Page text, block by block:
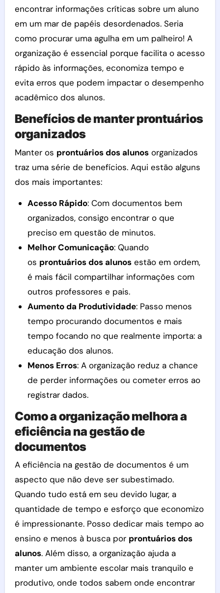
encontrar informações críticas sobre um aluno
em um mar de papéis desordenados. Seria
como procurar uma agulha em um palheiro! A
organização é essencial porque facilita o acesso
rápido às informações, economiza tempo e
evita erros que podem impactar o desempenho
acadêmico dos alunos.
Benefícios de manter prontuários
organizados
Manter os prontuários dos alunosorganizados
traz uma série de benefícios. Aqui estão alguns
dos mais importantes:
Acesso Rápido: Com documentos bem
organizados, consigo encontrar o que
preciso em questão de minutos.
Melhor Comunicação: Quando
os prontuários dos alunosestão em ordem,
é mais fácil compartilhar informações com
outros professores e pais.
Aumento da Produtividade: Passo menos
tempo procurando documentos e mais
tempo focando no que realmente importa: a
educação dos alunos.
Menos Erros: A organização reduz a chance
de perder informações ou cometer erros ao
registrar dados.
Como a organização melhora a
eficiência na gestão de
documentos
A eficiência na gestão de documentos é um
aspecto que não deve ser subestimado.
Quando tudo está em seu devido lugar, a
quantidade de tempo e esforço que economizo
é impressionante. Posso dedicar mais tempo ao
ensino e menos à busca por prontuários dos
alunos. Além disso, a organização ajuda a
manter um ambiente escolar mais tranquilo e
produtivo, onde todos sabem onde encontrar